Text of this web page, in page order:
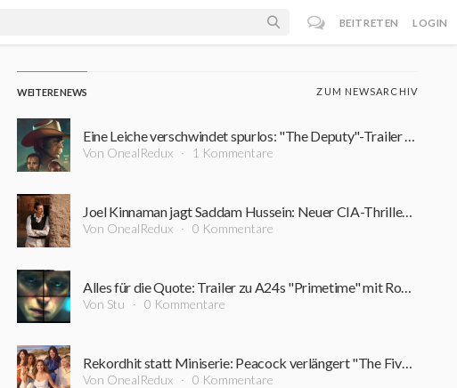
BEITRETEN LOGIN
WEITERE NEWS ZUM NEWSARCHIV
Eine Leiche verschwindet spurlos: "The Deputy"-Trailer führt in einen Sumpf aus Korruption und Verbrechen
Von OnealRedux 1 Kommentare
Joel Kinnaman jagt Saddam Hussein: Neuer CIA-Thriller startet bereits im September
Von OnealRedux 0 Kommentare
Alles für die Quote: Trailer zu A24s "Primetime" mit Robert Pattinson ist online
Von Stu 0 Kommentare
Rekordhit statt Miniserie: Peacock verlängert "The Five-Star Weekend" überraschend um Staffel 2
Von OnealRedux 0 Kommentare